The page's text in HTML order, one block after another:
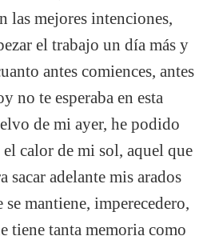
las mejores intenciones,
el trabajo un día más y
antes comiences, antes
no te esperaba en esta
de mi ayer, he podido
calor de mi sol, aquel que
sacar adelante mis arados
se mantiene, imperecedero,
tiene tanta memoria como